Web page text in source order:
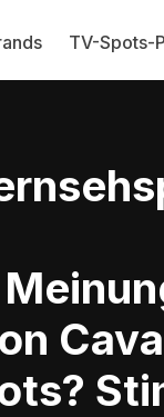
TV-Spots-